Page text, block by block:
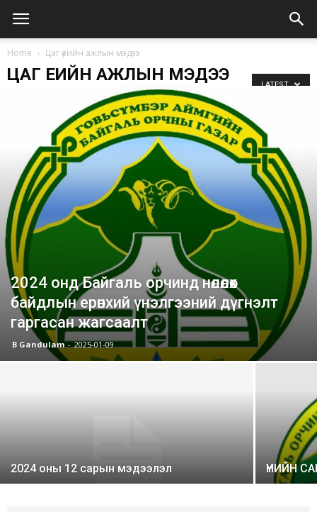
Home Цаг үеийн ажлын мэдээ
ЦАГ ҮЕИЙН АЖЛЫН МЭДЭЭ
LATEST
2024 онд Байгаль орчинд нөлөөлөх
байдлын ерөнхий үнэлгээний дүгнэлт
гаргасан жагсаалт
B Gandulam - 2025-01-09
2024 оны 12 сарын мэдээлэл ҮНИЙН